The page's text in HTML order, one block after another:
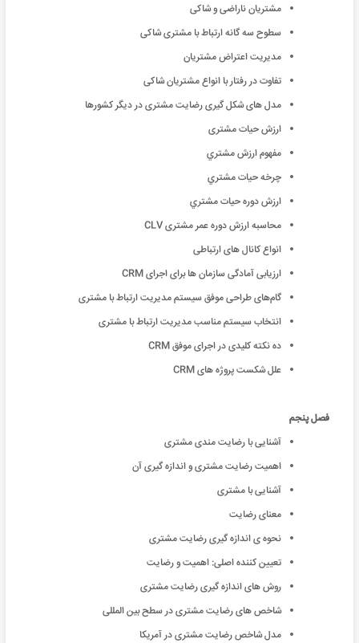
مشتریان ناراضی و شاکی
سطوح سه گانه ارتباط با مشتری شاکی
مدیریت اعتراض مشتریان
تفاوت در رفتار با انواع مشتریان شاکی
مدل های شکل گیری رضایت مشتری در دیگر کشورها
ارزش حیات مشتری
مفهوم ارزش مشتري
چرخه حیات مشتري
ارزش دوره حیات مشتري
محاسبه ارزش دوره عمر مشتری CLV
انواع کانال های ارتباطی
ارزیابی آمادگی سازمان ها برای اجرای CRM
گام‌های طراحی موفق سیستم مدیریت ارتباط با مشتری
انتخاب سیستم مناسب مدیریت ارتباط با مشتری
ده نکته کلیدی در اجرای موفق CRM
علل شکست پروژه های CRM
فصل پنجم
آشنایی با رضایت مندی مشتری
اهمیت رضایت مشتری و اندازه گیری آن
آشنایی با مشتری
معنای رضایت
نحوه ی اندازه گیری رضایت مشتری
تعیین کننده اصلی: اهمیت و رضایت
روش های اندازه گیری رضایت مشتری
شاخص های رضایت مشتری در سطح بین المللی
مدل شاخص رضایت مشتری در آمریکا